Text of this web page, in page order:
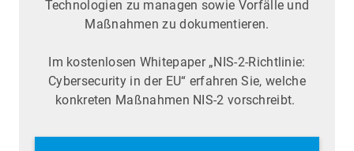
Technologien zu managen sowie Vorfälle und
Maßnahmen zu dokumentieren.
Im kostenlosen Whitepaper „NIS-2-Richtlinie:
Cybersecurity in der EU“ erfahren Sie, welche
konkreten Maßnahmen NIS-2 vorschreibt.